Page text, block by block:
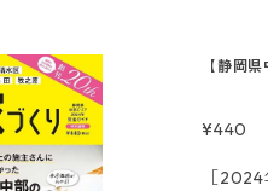
【静岡
¥440
［